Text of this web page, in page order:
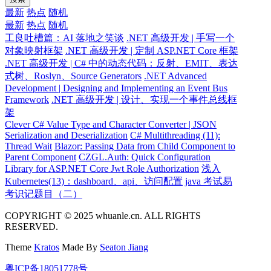
最新 热点 随机
最新 热点 随机
工良吐槽篇：AI 落地之笑谈 .NET 高级开发 | 手写一个
对象映射框架 .NET 高级开发 | 定制 ASP.NET Core 框架
.NET 高级开发 | C# 中的动态代码：反射、EMIT、表达
式树、Roslyn、Source Generators .NET Advanced
Development | Designing and Implementing an Event Bus
Framework .NET 高级开发 | 设计、实现一个事件总线框
架
Clever C# Value Type and Character Converter | JSON
Serialization and Deserialization C# Multithreading (11):
Thread Wait Blazor: Passing Data from Child Component to
Parent Component CZGL.Auth: Quick Configuration
Library for ASP.NET Core Jwt Role Authorization 浅入
Kubernetes(13)：dashboard、api、访问配置 java 考试易
考识记题目（二）
COPYRIGHT © 2025 whuanle.cn. ALL RIGHTS
RESERVED.
Theme Kratos Made By Seaton Jiang
粤ICP备18051778号